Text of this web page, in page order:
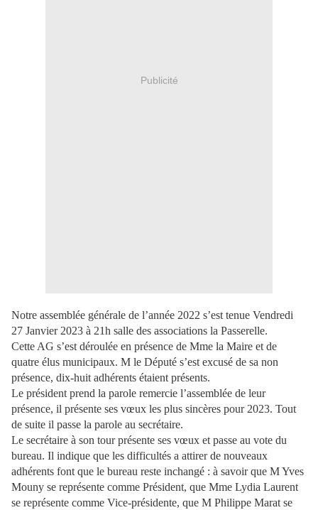
Publicité
Notre assemblée générale de l’année 2022 s’est tenue Vendredi
27 Janvier 2023 à 21h salle des associations la Passerelle.
Cette AG s’est déroulée en présence de Mme la Maire et de
quatre élus municipaux. M le Député s’est excusé de sa non
présence, dix-huit adhérents étaient présents.
Le président prend la parole remercie l’assemblée de leur
présence, il présente ses vœux les plus sincères pour 2023. Tout
de suite il passe la parole au secrétaire.
Le secrétaire à son tour présente ses vœux et passe au vote du
bureau. Il indique que les difficultés a attirer de nouveaux
adhérents font que le bureau reste inchangé : à savoir que M Yves
Mouny se représente comme Président, que Mme Lydia Laurent
se représente comme Vice-présidente, que M Philippe Marat se